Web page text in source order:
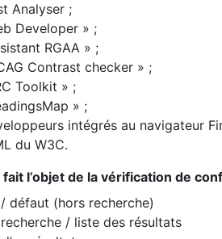
Analyser ;
Developer » ;
RGAA » ;
Contrast checker » ;
Toolkit » ;
» ;
intégrés au navigateur
du W3C.
l’objet de la vérification de
/ défaut (hors recherche)
recherche / liste des résultats